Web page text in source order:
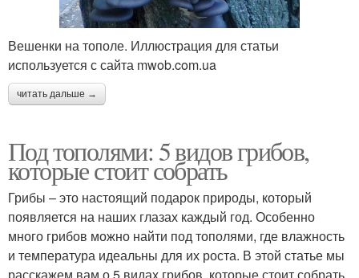
Вешенки на тополе. Иллюстрация для статьи
используется с сайта mwob.com.ua
читать дальше →
Под тополями: 5 видов грибов,
которые стоит собрать
Грибы – это настоящий подарок природы, который
появляется на наших глазах каждый год. Особенно
много грибов можно найти под тополями, где влажность
и температура идеальны для их роста. В этой статье мы